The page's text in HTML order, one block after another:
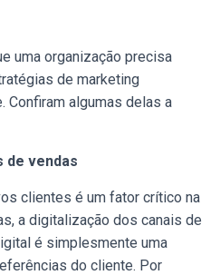
uma organização precisa
de marketing
Confiram algumas delas a
de vendas
clientes é um fator crítico na
a digitalização dos canais de
é simplesmente uma
do cliente. Por